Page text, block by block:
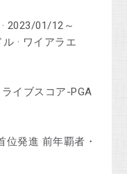
2023/01/12～
· ワイアラエ
イブスコア-PGA
位発進 前年覇者・